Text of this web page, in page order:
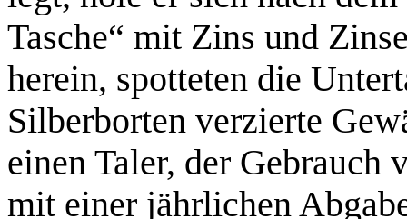
Tasche“ mit Zins und
herein, spotteten die
Silberborten verzierte
einen Taler, der Gebrauch
mit einer jährlichen